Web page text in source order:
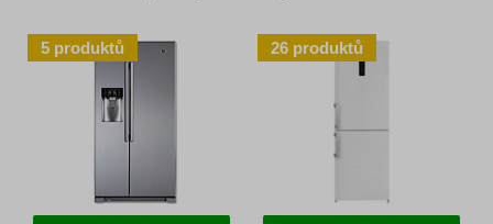
5 produktů 26 produktů